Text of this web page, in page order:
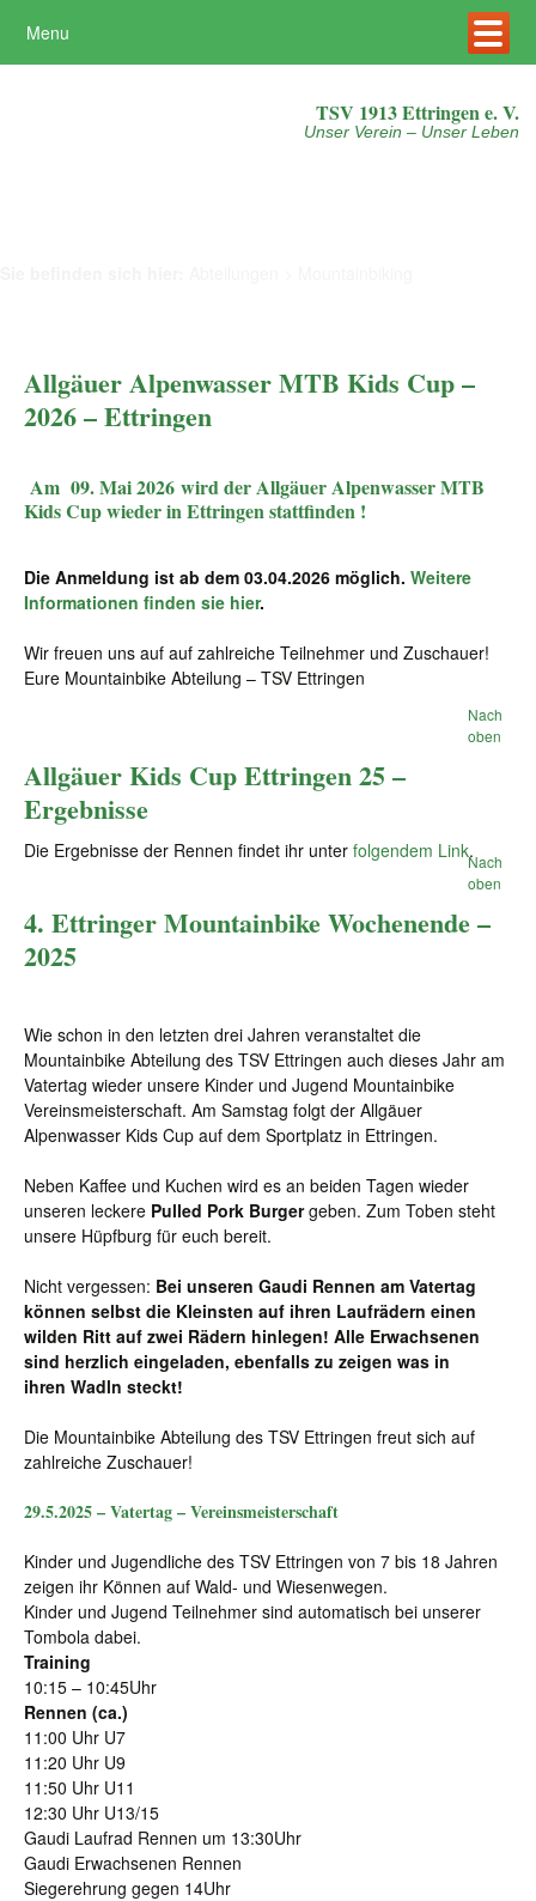
Menu
TSV 1913 Ettringen e. V.
Unser Verein – Unser Leben
Allgäuer Alpenwasser MTB Kids Cup –
2026 – Ettringen
Am 09. Mai 2026 wird der Allgäuer Alpenwasser MTB
Kids Cup wieder in Ettringen stattfinden !
Die Anmeldung ist ab dem 03.04.2026 möglich. Weitere
Informationen finden sie hier.
Wir freuen uns auf auf zahlreiche Teilnehmer und Zuschauer!
Eure Mountainbike Abteilung – TSV Ettringen
Nach
oben
Allgäuer Kids Cup Ettringen 25 –
Ergebnisse
Die Ergebnisse der Rennen findet ihr unter folgendem Link.
Nach
oben
4. Ettringer Mountainbike Wochenende –
2025
Wie schon in den letzten drei Jahren veranstaltet die
Mountainbike Abteilung des TSV Ettringen auch dieses Jahr am
Vatertag wieder unsere Kinder und Jugend Mountainbike
Vereinsmeisterschaft. Am Samstag folgt der Allgäuer
Alpenwasser Kids Cup auf dem Sportplatz in Ettringen.
Neben Kaffee und Kuchen wird es an beiden Tagen wieder
unseren leckere Pulled Pork Burgergeben. Zum Toben steht
unsere Hüpfburg für euch bereit.
Nicht vergessen: Bei unseren Gaudi Rennen am Vatertag
können selbst die Kleinsten auf ihren Laufrädern einen
wilden Ritt auf zwei Rädern hinlegen! Alle Erwachsenen
sind herzlich eingeladen, ebenfalls zu zeigen was in
ihren Wadln steckt!
Die Mountainbike Abteilung des TSV Ettringen freut sich auf
zahlreiche Zuschauer!
29.5.2025 – Vatertag – Vereinsmeisterschaft
Kinder und Jugendliche des TSV Ettringen von 7 bis 18 Jahren
zeigen ihr Können auf Wald- und Wiesenwegen.
Kinder und Jugend Teilnehmer sind automatisch bei unserer
Tombola dabei.
Training
10:15 – 10:45Uhr
Rennen (ca.)
11:00 Uhr U7
11:20 Uhr U9
11:50 Uhr U11
12:30 Uhr U13/15
Gaudi Laufrad Rennen um 13:30Uhr
Gaudi Erwachsenen Rennen
Siegerehrung gegen 14Uhr
Akzeptieren